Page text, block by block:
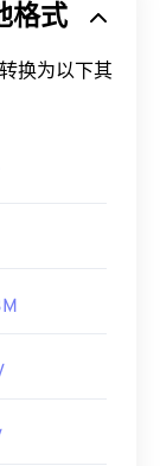
格式
换为以下其